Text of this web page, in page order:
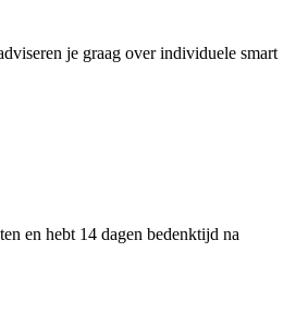
je graag over individuele smart
en hebt 14 dagen bedenktijd na